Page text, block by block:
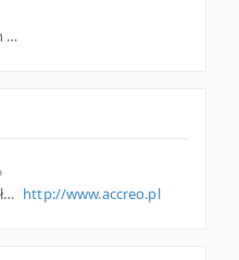
31-271 Kraków, Krowoderskich Zuchów 15B, woj. Małopolskie, pow. Kraków, gm. Kraków
00-867 Warszawa, al. Jana Pawła II 29, woj. Mazowieckie, pow. Warszawa, gm. Warszawa http://www.accreo.pl